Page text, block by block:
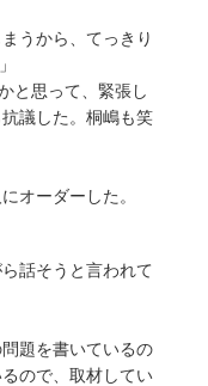
うから、てっきり
と思って、緊張し
議した。桐嶋も笑
オーダーした。
話そうと言われて
題を書いているの
ので、取材してい